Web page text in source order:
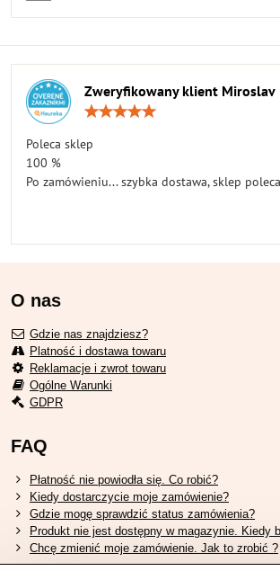
Zweryfikowany klient Miroslav
Poleca sklep
100 %
Po zamówieniu... szybka dostawa, sklep
O nas
Gdzie nas znajdziesz?
Platność i dostawa towaru
Reklamacje i zwrot towaru
Ogólne Warunki
GDPR
FAQ
Płatność nie powiodła się. Co robić?
Kiedy dostarczycie moje zamówienie?
Gdzie mogę sprawdzić status zamówienia?
Produkt nie jest dostępny w magazynie. Kiedy
Chcę zmienić moje zamówienie. Jak to zrobić ?